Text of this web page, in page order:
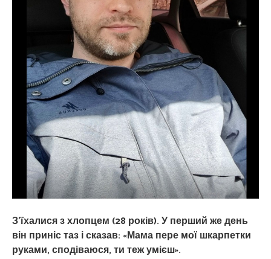
З’їхалися з хлопцем (28 років). У перший же день
він приніс таз і сказав: «Мама пере мої шкарпетки
руками, сподіваюся, ти теж умієш».